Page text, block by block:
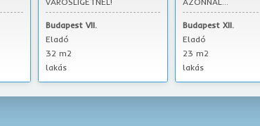
Budapest VII.
Eladó
32 m2
lakás
Budapest XII.
Eladó
23 m2
lakás